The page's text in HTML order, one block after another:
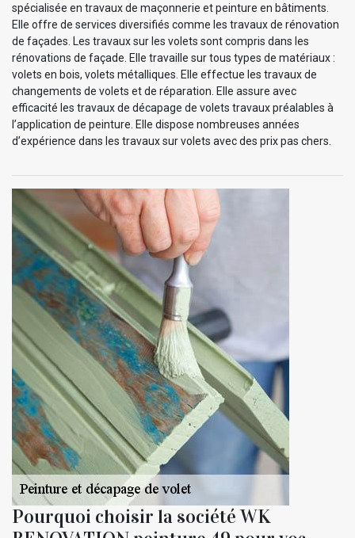
spécialisée en travaux de maçonnerie et peinture en bâtiments.
Elle offre de services diversifiés comme les travaux de rénovation
de façades. Les travaux sur les volets sont compris dans les
rénovations de façade. Elle travaille sur tous types de matériaux :
volets en bois, volets métalliques. Elle effectue les travaux de
changements de volets et de réparation. Elle assure avec
efficacité les travaux de décapage de volets travaux préalables à
l’application de peinture. Elle dispose nombreuses années
d’expérience dans les travaux sur volets avec des prix pas chers.
Pourquoi choisir la société WK